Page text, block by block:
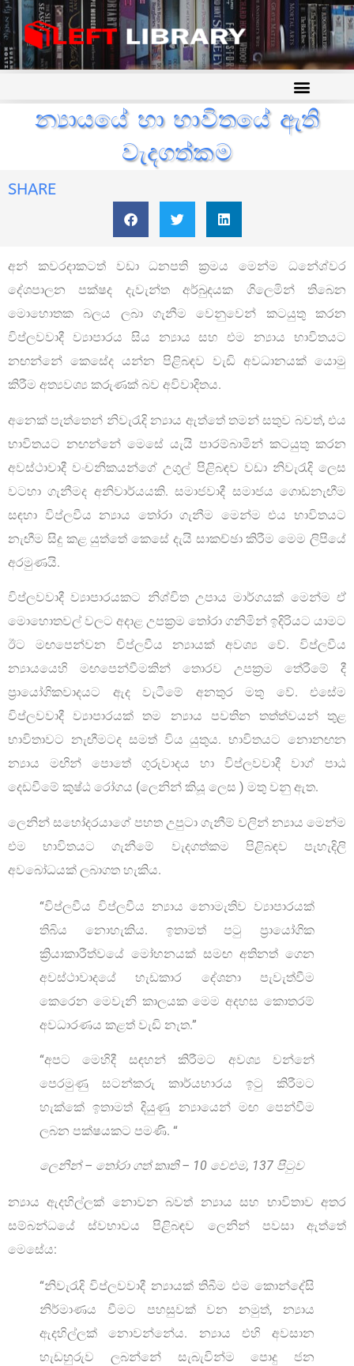
න්‍යායයේ හා භාවිතයේ ඇති
වැදගත්කම
SHARE
අන් කවරදාකටත් වඩා ධනපති ක්‍රමය මෙන්ම ධනේශ්වර
දේශපාලන පක්ෂද දැවැන්ත අර්බුදයක ගිලෙමින් තිබෙන
මොහොතක බලය ලබා ගැනීම වෙනුවෙන් කටයුතු කරන
විප්ලවවාදී ව්‍යාපාරය සිය න්‍යාය සහ එම න්‍යාය භාවිතයට
නඟන්නේ කෙසේද යන්න පිළිබඳව වැඩි අවධානයක් යොමු
කිරීම අත්‍යවශ්‍ය කරුණක් බව අවිවාදිතය.
අනෙක් පැත්තෙන් නිවැරැදි න්‍යාය ඇත්තේ තමන් සතුව බවත්, එය
භාවිතයට නඟන්නේ මෙසේ යැයි පාරම්බාමින් කටයුතු කරන
අවස්ථාවාදී වංචනිකයන්ගේ උගුල් පිළිබඳව වඩා නිවැරැදි ලෙස
වටහා ගැනීමද අනිවාර්යයකි. සමාජවාදී සමාජය ගොඩනැඟීම
සඳහා විප්ලවීය න්‍යාය තෝරා ගැනීම මෙන්ම එය භාවිතයට
නැඟීම සිදු කළ යුත්තේ කෙසේ දැයි සාකච්ඡා කිරීම මෙම ලිපියේ
අරමුණයි.
විප්ලවවාදී ව්‍යාපාරයකට නිශ්චිත උපාය මාර්ගයක් මෙන්ම ඒ
මොහොතවල් වලට අදාළ උපක්‍රම තෝරා ගනිමින් ඉදිරියට යාමට
ඊට මඟපෙන්වන විප්ලවීය න්‍යායක් අවශ්‍ය වේ. විප්ලවීය
න්‍යායයෙහි මඟපෙන්වීමකින් තොරව උපක්‍රම තේරීමේ දී
ප්‍රායෝගිකවාදයට ඇද වැටීමේ අනතුර මතු වේ. එසේම
විප්ලවවාදී ව්‍යාපාරයක් තම න්‍යාය පවතින තත්ත්වයන් තුළ
භාවිතාවට නැඟීමටද සමත් විය යුතුය. භාවිතයට නොනඟන
න්‍යාය මඟින් පොතේ ගුරුවාදය හා විප්ලවවාදී වාග් පාඨ
දෙඩවීමේ කුෂ්ඨ රෝගය (ලෙනින් කියූ ලෙස ) මතු වනු ඇත.
ලෙනින් සහෝදරයාගේ පහත උපුටා ගැනීම් වලින් න්‍යාය මෙන්ම
එම භාවිතයට ගැනීමේ වැදගත්කම පිළිබඳව පැහැදිලි
අවබෝධයක් ලබාගත හැකිය.
“විප්ලවීය විප්ලවීය න්‍යාය නොමැතිව ව්‍යාපාරයක්
තිබිය නොහැකිය. ඉතාමත් පටු ප්‍රායෝගික
ක්‍රියාකාරීත්වයේ මෝහනයක් සමඟ අතිනත් ගෙන
අවස්ථාවාදයේ හැඩකාර දේශනා පැවැත්වීම
කෙරෙන මෙවැනි කාලයක මෙම අදහස කොතරම්
අවධාරණය කළත් වැඩි නැත.”
“අපට මෙහිදී සඳහන් කිරීමට අවශ්‍ය වන්නේ
පෙරමුණු සටන්කරු කාර්යභාරය ඉටු කිරීමට
හැක්කේ ඉතාමත් දියුණු න්‍යායෙන් මඟ පෙන්වීම
ලබන පක්ෂයකට පමණි. “
ලෙනින් – තෝරා ගත් කෘති – 10 වෙළුම, 137 පිටුව
න්‍යාය ඇදහිල්ලක් නොවන බවත් න්‍යාය සහ භාවිතාව අතර
සම්බන්ධයේ ස්වභාවය පිළිබඳව ලෙනින් පවසා ඇත්තේ
මෙසේය:
“නිවැරැදි විප්ලවවාදී න්‍යායක් තිබීම එම කොන්දේසි
නිර්මාණය වීමට පහසුවක් වන නමුත්, න්‍යාය
ඇදහිල්ලක් නොවන්නේය. න්‍යාය එහි අවසාන
හැඩහුරුව ලබන්නේ සැබැවින්ම පොදු ජන